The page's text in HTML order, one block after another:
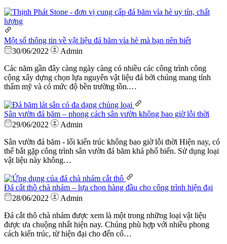
Một số thông tin về vật liệu đá băm vỉa hè mà bạn nên biết
30/06/2022
Admin
Các năm gần đây càng ngày càng có nhiều các công trình công
cộng xây dựng chọn lựa nguyên vật liệu đá bởi chúng mang tính
thẩm mỹ và có mức độ bền trường tồn.…
Sân vườn đá băm – phong cách sân vườn không bao giờ lỗi thời
29/06/2022
Admin
Sân vườn đá băm - lối kiến trúc không bao giờ lỗi thời Hiện nay, có
thể bắt gặp công trình sân vườn đá băm khá phổ biến. Sử dụng loại
vật liệu này không…
Đá cắt thô chà nhám – lựa chọn hàng đầu cho công trình hiện đại
28/06/2022
Admin
Đá cắt thô chà nhám được xem là một trong những loại vật liệu
được ưa chuộng nhất hiện nay. Chúng phù hợp với nhiều phong
cách kiến trúc, từ hiện đại cho đến cổ…